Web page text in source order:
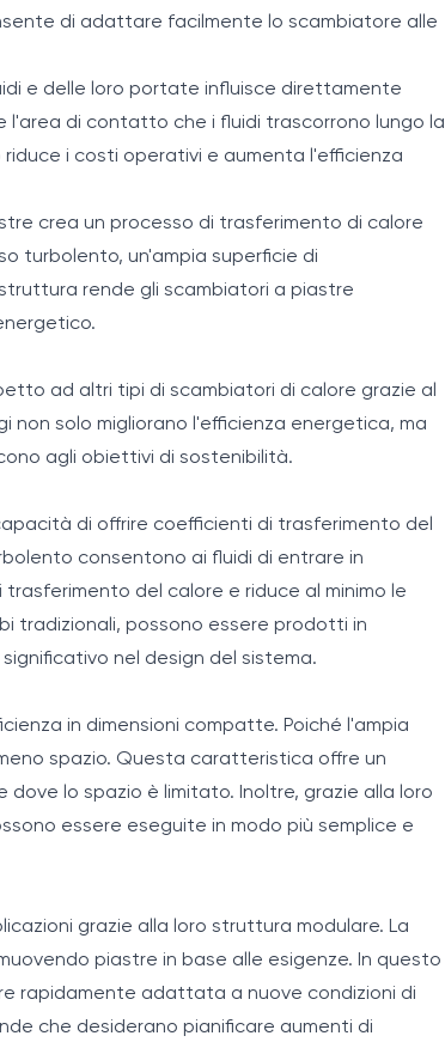
di adattare facilmente lo scambiatore alle
e delle loro portate influisce direttamente
l'area di contatto che i fluidi trascorrono lungo la
i costi operativi e aumenta l'efficienza
crea un processo di trasferimento di calore
turbolento, un'ampia superficie di
rende gli scambiatori a piastre
ad altri tipi di scambiatori di calore grazie al
solo migliorano l'efficienza energetica, ma
agli obiettivi di sostenibilità.
di offrire coefficienti di trasferimento del
consentono ai fluidi di entrare in
del calore e riduce al minimo le
tradizionali, possono essere prodotti in
nel design del sistema.
in dimensioni compatte. Poiché l'ampia
spazio. Questa caratteristica offre un
lo spazio è limitato. Inoltre, grazie alla loro
essere eseguite in modo più semplice e
grazie alla loro struttura modulare. La
piastre in base alle esigenze. In questo
rapidamente adattata a nuove condizioni di
che desiderano pianificare aumenti di